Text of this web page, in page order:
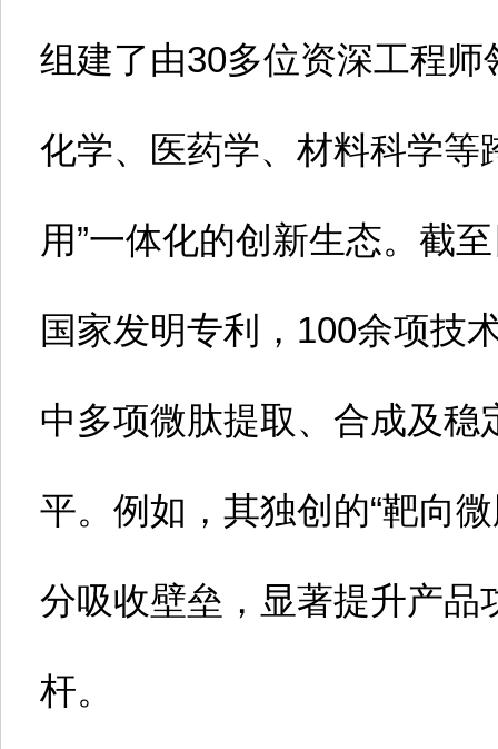
组建了由30多位资深工程
化学、医药学、材料科学等
用”一体化的创新生态。截
国家发明专利，100余项技
中多项微肽提取、合成及稳
平。例如，其独创的“靶向
分吸收壁垒，显著提升产
杆。